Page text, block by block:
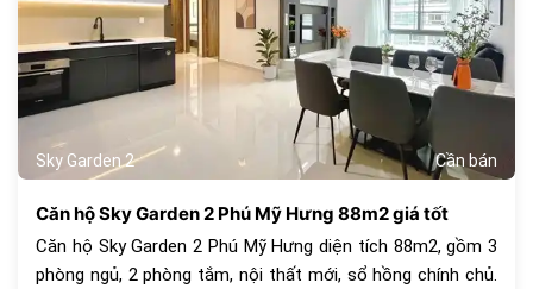
Sky Garden 2 Cần bán
Căn hộ Sky Garden 2 Phú Mỹ Hưng 88m2 giá tốt
Căn hộ Sky Garden 2 Phú Mỹ Hưng diện tích 88m2, gồm 3
phòng ngủ, 2 phòng tắm, nội thất mới, sổ hồng chính chủ.